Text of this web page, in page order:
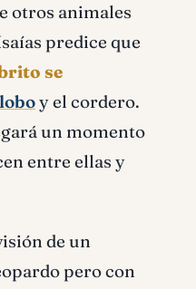
otros animales
predice que
se
loboy el cordero.
un momento
entre ellas y
de un
pero con